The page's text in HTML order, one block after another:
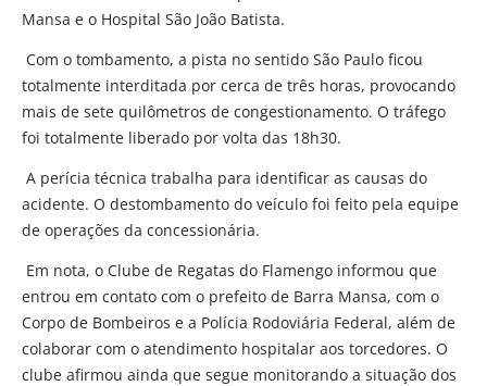
Mansa e o Hospital São João Batista.
Com o tombamento, a pista no sentido São Paulo ficou
totalmente interditada por cerca de três horas, provocando
mais de sete quilômetros de congestionamento. O tráfego
foi totalmente liberado por volta das 18h30.
A perícia técnica trabalha para identificar as causas do
acidente. O destombamento do veículo foi feito pela equipe
de operações da concessionária.
Em nota, o Clube de Regatas do Flamengo informou que
entrou em contato com o prefeito de Barra Mansa, com o
Corpo de Bombeiros e a Polícia Rodoviária Federal, além de
colaborar com o atendimento hospitalar aos torcedores. O
clube afirmou ainda que segue monitorando a situação dos